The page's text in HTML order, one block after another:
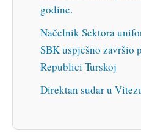
godine.
Načelnik Sektora
SBK uspješno završio
Republici Turskoj
Direktan sudar u